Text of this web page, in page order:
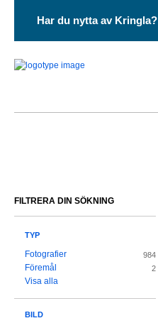
Har du nytta av Kringla?
FILTRERA DIN SÖKNING
TYP
Fotografier 984
Föremål 2
Visa alla
BILD